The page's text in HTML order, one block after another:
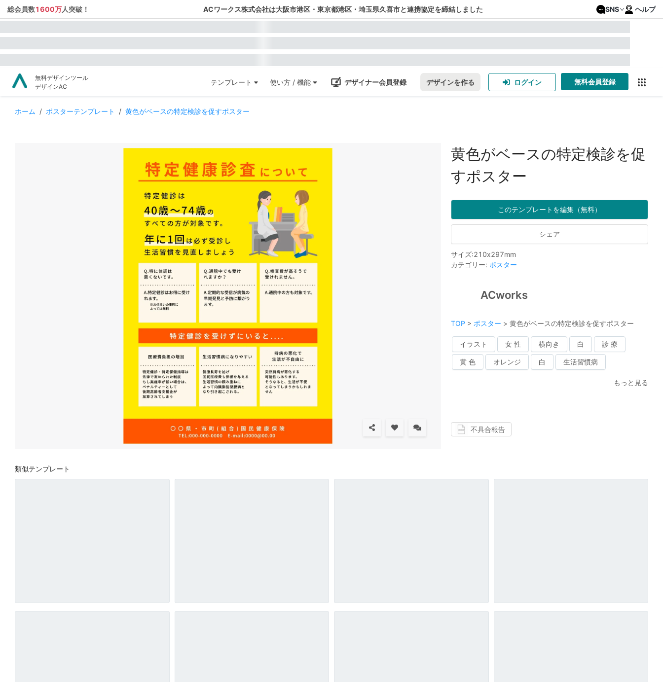
総会員数1600万人突破！ ACワークス株式会社は大阪市港区・東京都港区・埼玉県久喜市と連携協定を締結しました SNS ヘルプ
無料デザインツール
デザインAC
テンプレート 使い方 / 機能 デザイナー会員登録 デザインを作る ログイン 無料会員登録
ホーム / ポスターテンプレート / 黄色がベースの特定検診を促すポスター
黄色がベースの特定検診を促
すポスター
このテンプレートを編集（無料）
シェア
サイズ:210x297mm
カテゴリー: ポスター
ACworks
TOP > ポスター > 黄色がベースの特定検診を促すポスター
イラスト 女 性 横向き 白 診 療
黄 色 オレンジ 白 生活習慣病
もっと見る
不具合報告
類似テンプレート